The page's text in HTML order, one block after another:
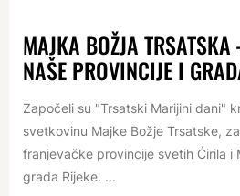
MAJKA BOŽJA
NAŠE PROVINCIJE I
Započeli su "Trsatski Marijini dani"
svetkovinu Majke Božje Trsatske,
franjevačke provincije svetih Ćirila i
grada Rijeke. ...